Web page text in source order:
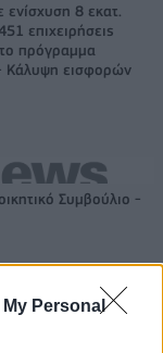
Personal
ενίσχυση 8 εκατ.
επιχειρήσεις
πρόγραμμα
Κάλυψη εισφορών
Συμβούλιο -
πολιορκία η